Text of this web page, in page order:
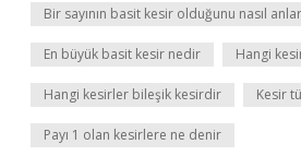
Bir sayının basit kesir olduğunu nasıl
En büyük basit kesir nedir Hangi
Hangi kesirler bileşik kesirdir Kesir
Payı 1 olan kesirlere ne denir